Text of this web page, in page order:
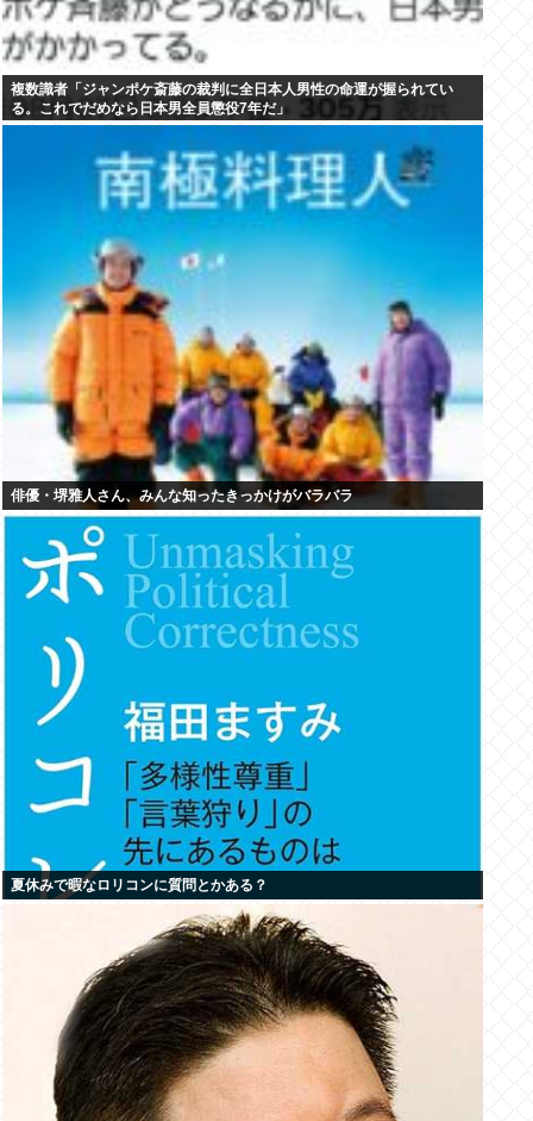
複数識者「ジャンポケ斎藤の裁判に全日本人男性の命運が握られてい
る。これでだめなら日本男全員懲役7年だ」
俳優・堺雅人さん、みんな知ったきっかけがバラバラ
夏休みで暇なロリコンに質問とかある？